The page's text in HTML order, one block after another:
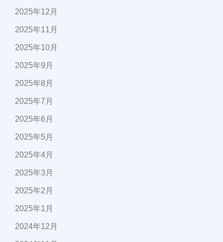
2025年12月
2025年11月
2025年10月
2025年9月
2025年8月
2025年7月
2025年6月
2025年5月
2025年4月
2025年3月
2025年2月
2025年1月
2024年12月